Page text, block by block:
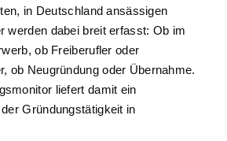
in Deutschland ansässigen
werden dabei breit erfasst: Ob im
ob Freiberufler oder
ob Neugründung oder Übernahme.
liefert damit ein
Gründungstätigkeit in